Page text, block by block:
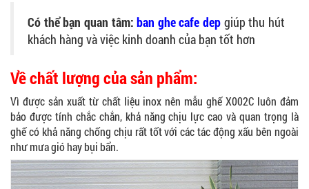
Có thể bạn quan tâm: ban ghe cafe dep giúp thu hút
khách hàng và việc kinh doanh của bạn tốt hơn
Về chất lượng của sản phẩm:
Vì được sản xuất từ chất liệu inox nên mẫu ghế X002C luôn đảm
bảo được tính chắc chắn, khả năng chịu lực cao và quan trọng là
ghế có khả năng chống chịu rất tốt với các tác động xấu bên ngoài
như mưa gió hay bụi bẩn.